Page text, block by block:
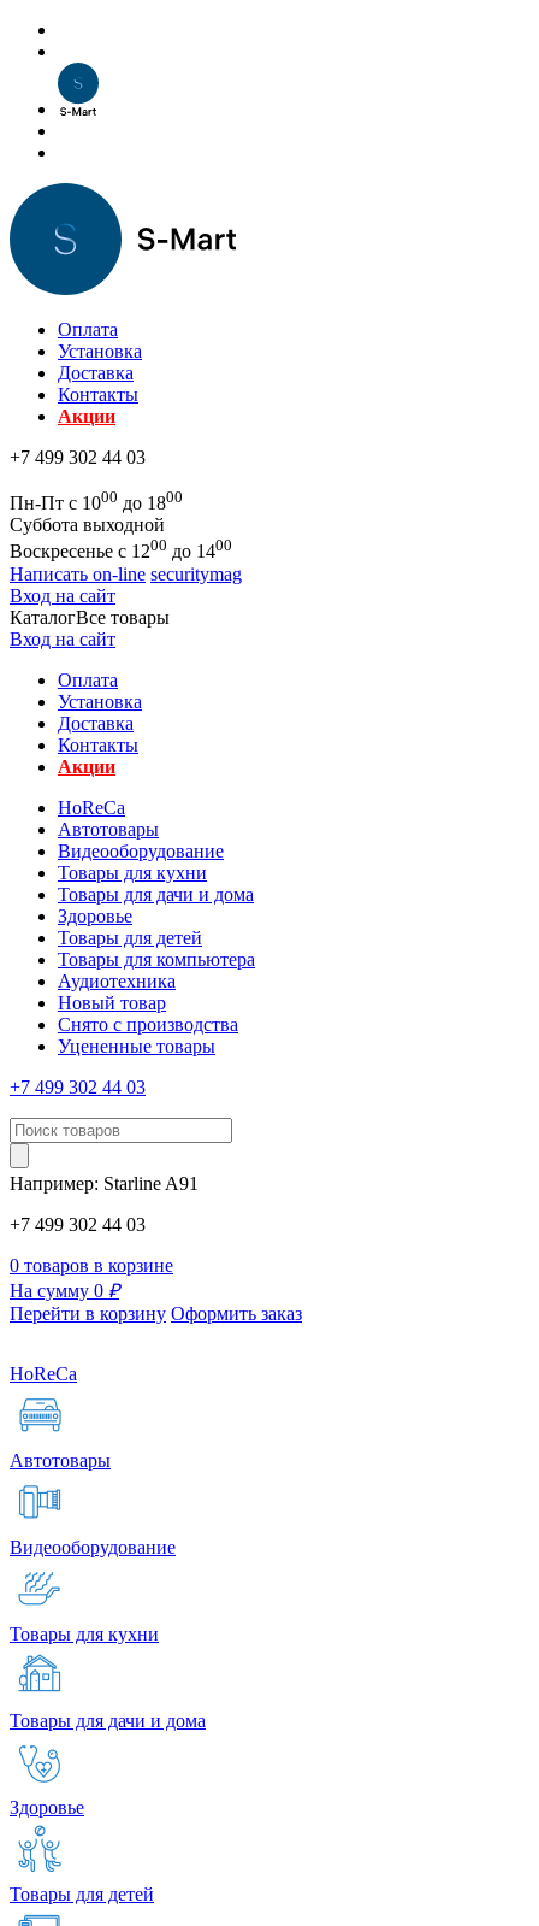
Оплата
Установка
Доставка
Контакты
Акции
+7 499 302 44 03
Пн-Пт с 1000 до 1800
Суббота выходной
Воскресенье с 1200 до 1400
Написать on-line securitymag
Вход на сайт
КаталогВсе товары
Вход на сайт
Оплата
Установка
Доставка
Контакты
Акции
HoReCa
Автотовары
Видеооборудование
Товары для кухни
Товары для дачи и дома
Здоровье
Товары для детей
Товары для компьютера
Аудиотехника
Новый товар
Снято с производства
Уцененные товары
+7 499 302 44 03
Например: Starline A91
+7 499 302 44 03
0 товаров в корзине
На сумму 0 ₽
Перейти в корзину Оформить заказ
HoReCa
Автотовары
Видеооборудование
Товары для кухни
Товары для дачи и дома
Здоровье
Товары для детей